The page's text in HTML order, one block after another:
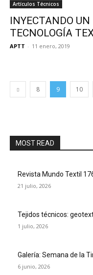
Artículos Técnicos
INYECTANDO
TECNOLOGÍA
APTT - 11 enero, 2019
8 9 10
MOST READ
Revista Mundo Textil
21 julio, 2026
Tejidos técnicos:
1 julio, 2026
Galería: Semana de la
6 junio, 2026